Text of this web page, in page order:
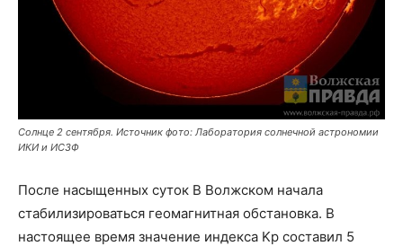
Солнце 2 сентября. Источник фото: Лаборатория солнечной астрономии
ИКИ и ИСЗФ
После насыщенных суток В Волжском начала
стабилизироваться геомагнитная обстановка. В
настоящее время значение индекса Kp составил 5